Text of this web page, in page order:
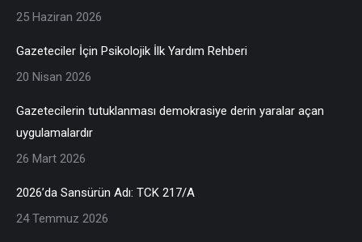
25 Haziran 2026
Gazeteciler İçin Psikolojik İlk Yardım Rehberi
20 Nisan 2026
Gazetecilerin tutuklanması demokrasiye derin yaralar açan
uygulamalardır
26 Mart 2026
2026’da Sansürün Adı: TCK 217/A
24 Temmuz 2026